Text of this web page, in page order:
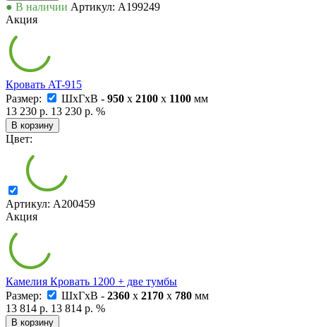
● В наличии Артикул: А199249
Акция
Кровать AT-915
Размер:
ШxГxВ - 950 x 2100 x 1100 мм
13 230 р. 13 230 р. %
В корзину
Цвет:
Артикул: А200459
Акция
Камелия Кровать 1200 + две тумбы
Размер:
ШxГxВ - 2360 x 2170 x 780 мм
13 814 р. 13 814 р. %
В корзину